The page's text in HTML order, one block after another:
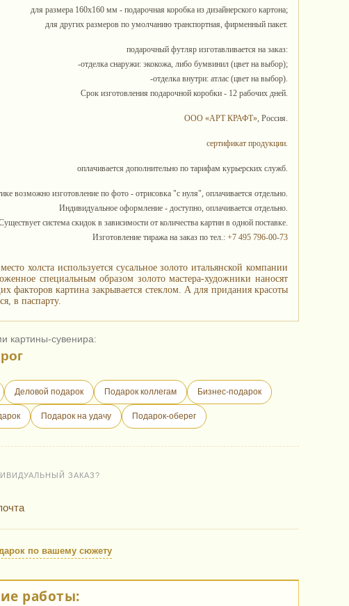
для размера 160х160 мм - подарочная коробка из дизайнерского картона;
для других размеров по умолчанию транспортная, фирменный пакет.
подарочный футляр изготавливается на заказ:
-отделка снаружи: экокожа, либо бумвинил (цвет на выбор);
-отделка внутри: атлас (цвет на выбор).
Срок изготовления подарочной коробки - 12 рабочих дней.
ООО «АРТ КРАФТ», Россия.
сертификат продукции.
оплачивается дополнительно по тарифам курьерских служб.
возможно изготовление по фото - отрисовка "с нуля", оплачивается отдельно.
Индивидуальное оформление - доступно, оплачивается отдельно.
система скидок в зависимости от количества картин в одной поставке.
Изготовление тиража на заказ по тел.: +7 495 796-00-73
холста используется сусальное золото итальянской компании
специальным образом золото мастера-художники наносят
картина закрывается стеклом. А для придания красоты
в паспарту.
картины-сувенира:
Деловой подарок Подарок коллегам Бизнес-подарок
Подарок на удачу Подарок-оберег
ЗАКАЗ?
по вашему сюжету
работы: